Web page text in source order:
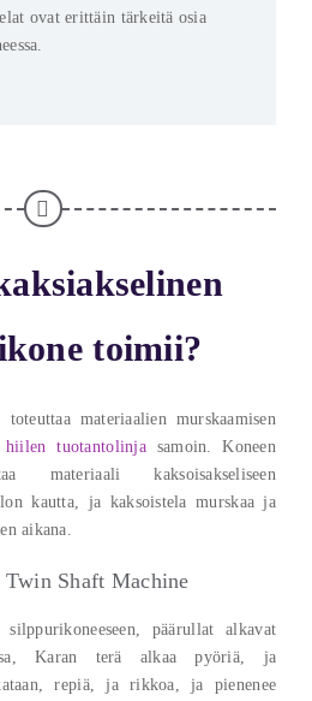
ovat erittäin tärkeitä osia
toimii?
materiaalien murskaamisen
hiilen tuotantolinjasamoin. Koneen
materiaali kaksoisakseliseen
kautta, ja kaksoistela murskaa ja
aikana.
päärullat alkavat
Karan terä alkaa pyöriä, ja
repiä, ja rikkoa, ja pienenee